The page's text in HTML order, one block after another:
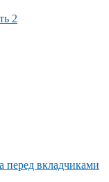
2
перед вкладчиками